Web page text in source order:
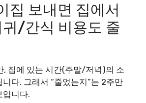
집 보내면 집에서
/간식 비용도 줄
, 집에 있는 시간(주말/저녁)의 소
다. 그래서 “줄었는지”는 2주만
입니다.